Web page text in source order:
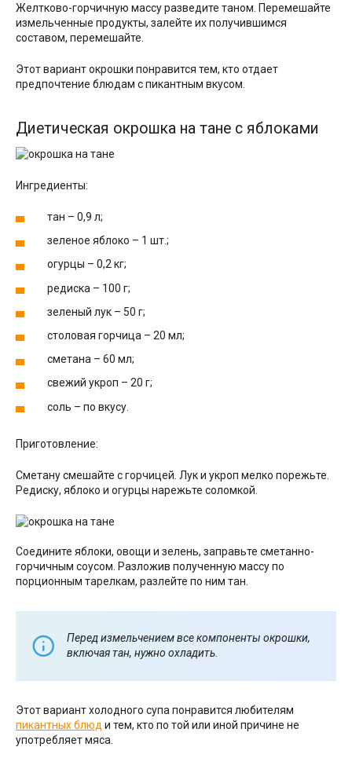
Желтково-горчичную массу разведите таном. Перемешайте
измельченные продукты, залейте их получившимся
составом, перемешайте.
Этот вариант окрошки понравится тем, кто отдает
предпочтение блюдам с пикантным вкусом.
Диетическая окрошка на тане с яблоками
Ингредиенты:
тан – 0,9 л;
зеленое яблоко – 1 шт.;
огурцы – 0,2 кг;
редиска – 100 г;
зеленый лук – 50 г;
столовая горчица – 20 мл;
сметана – 60 мл;
свежий укроп – 20 г;
соль – по вкусу.
Приготовление:
Сметану смешайте с горчицей. Лук и укроп мелко порежьте.
Редиску, яблоко и огурцы нарежьте соломкой.
Соедините яблоки, овощи и зелень, заправьте сметанно-
горчичным соусом. Разложив полученную массу по
порционным тарелкам, разлейте по ним тан.
Перед измельчением все компоненты окрошки,
включая тан, нужно охладить.
Этот вариант холодного супа понравится любителям
пикантных блюд и тем, кто по той или иной причине не
употребляет мяса.